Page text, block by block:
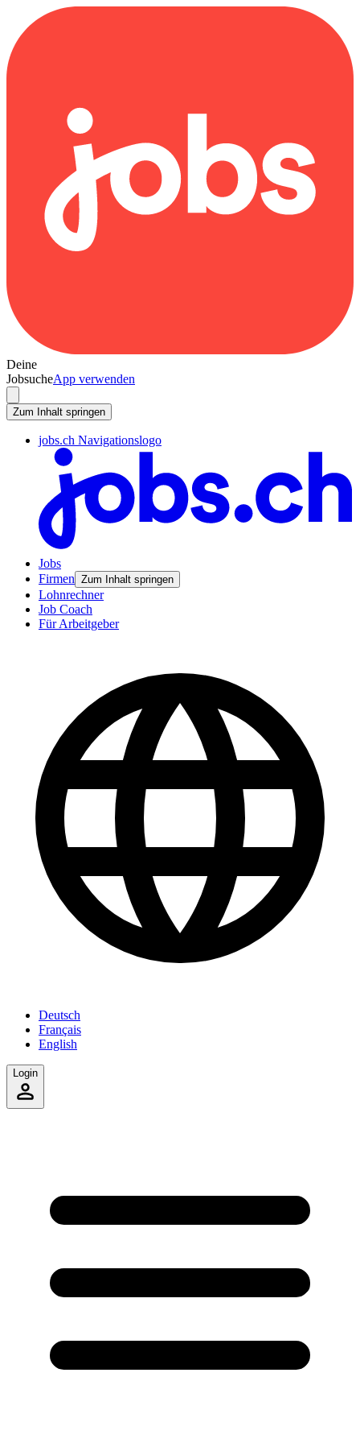
Deine
JobsucheApp verwenden
Zum Inhalt springen
jobs.ch Navigationslogo
Jobs
Firmen Zum Inhalt springen
Lohnrechner
Job Coach
Für Arbeitgeber
Deutsch
Français
English
Login